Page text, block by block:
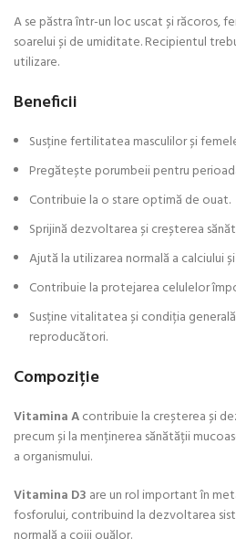
A se păstra într-un loc uscat și răcoros,
soarelui și de umiditate. Recipientul
utilizare.
Beneficii
Susține fertilitatea masculilor și
Pregătește porumbeii pentru
Contribuie la o stare optimă de ouat.
Sprijină dezvoltarea și creșterea
Ajută la utilizarea normală a calciului
Contribuie la protejarea celulelor
Susține vitalitatea și condiția
reproducători.
Compoziție
Vitamina Acontribuie la creșterea și
precum și la menținerea sănătății
a organismului.
Vitamina D3 are un rol important în
fosforului, contribuind la dezvoltarea